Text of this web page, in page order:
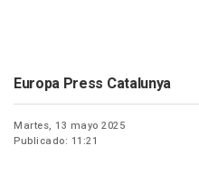
Europa Press Catalunya
Martes, 13 mayo 2025
Publicado: 11:21